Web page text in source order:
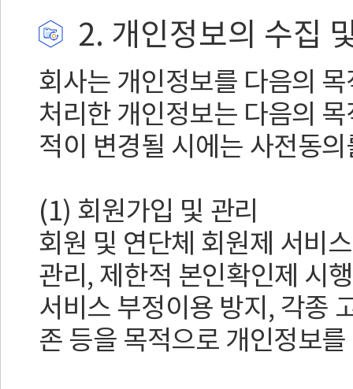
2. 개인정보의 수집
회사는 개인정보를 다음의
처리한 개인정보는 다음의
적이 변경될 시에는 사전동
(1) 회원가입 및 관리
회원 및 연단체 회원제 서비
관리, 제한적 본인확인제 시
서비스 부정이용 방지, 각종
존 등을 목적으로 개인정보